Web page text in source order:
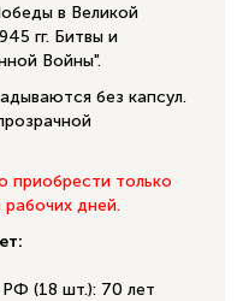
в Великой
гг. Битвы и
Войны".
без капсул.
приобрести только
дней.
(18 шт.): 70 лет